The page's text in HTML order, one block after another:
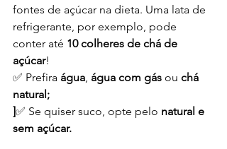
fontes de açúcar na dieta. Uma lata de
refrigerante, por exemplo, pode
conter até 10 colheres de chá de
açúcar!
✅ Prefira água água com gás ou chá
natural;
]✅ Se quiser suco, opte pelo natural e
sem açúcar.